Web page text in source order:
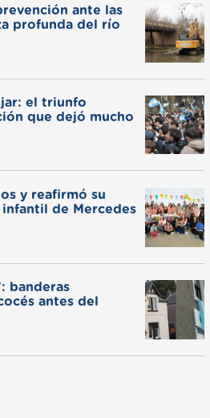
ante las
profunda del río
el triunfo
que dejó mucho
y reafirmó su
de Mercedes
banderas
antes del